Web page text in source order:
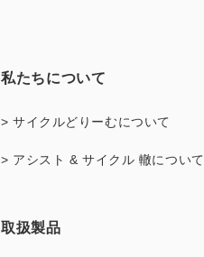
私たちについて
> サイクルどりーむについて
> アシスト & サイクル 轍について
取扱製品